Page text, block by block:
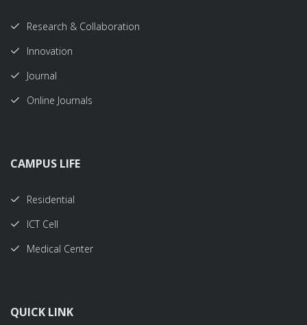
Research & Collaboration
Innovation
Journal
Online Journals
CAMPUS LIFE
Residential
ICT Cell
Medical Center
QUICK LINK